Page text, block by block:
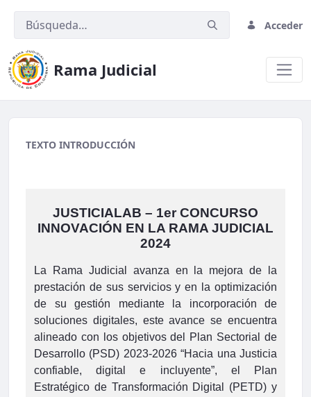
Acceder
Rama Judicial
01 Banner Encuesta Percepcion
TEXTO INTRODUCCIÓN
JUSTICIALAB – 1er CONCURSO
INNOVACIÓN EN LA RAMA JUDICIAL
2024
La Rama Judicial avanza en la mejora de la
prestación de sus servicios y en la optimización
de su gestión mediante la incorporación de
soluciones digitales, este avance se encuentra
alineado con los objetivos del Plan Sectorial de
Desarrollo (PSD) 2023-2026 “Hacia una Justicia
confiable, digital e incluyente”, el Plan
Estratégico de Transformación Digital (PETD) y